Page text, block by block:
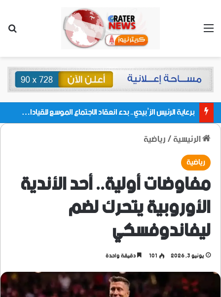
القائمة
برعاية الرئيس الزُبيدي.. بدء انعقاد الاجتماع الموسع للقيادات المحلية بالعاصمة ولمديريات وكتل مجلس العموم ومنسقيات الجامعة بالعاصمة عدن
الرئيسية/رياضية
رياضية
مفاوضات أولية.. أحد الأندية
الأوروبية يتحرك لضم
ليفاندوفسكي
يونيو 3, 2026 101 دقيقة واحدة